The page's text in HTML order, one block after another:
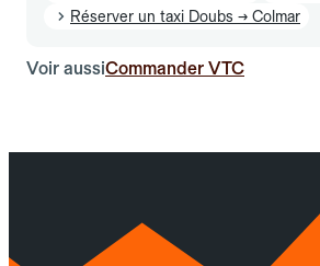
Réserver un taxi Doubs → Colmar
Voir aussiCommander VTC